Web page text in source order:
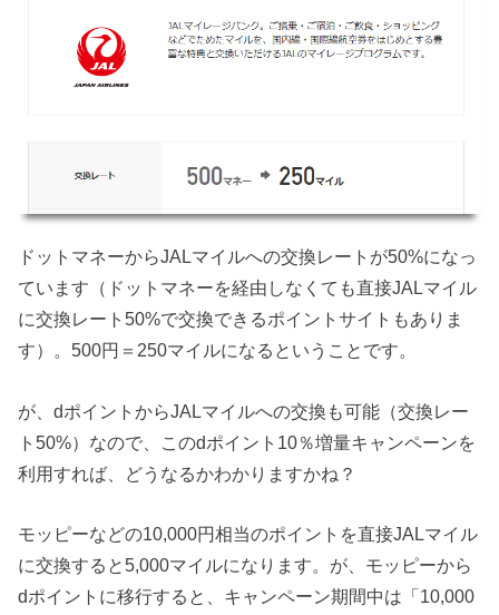
ドットマネーからJALマイルへの交換レートが50%になっ
ています（ドットマネーを経由しなくても直接JALマイル
に交換レート50%で交換できるポイントサイトもありま
す）。500円＝250マイルになるということです。
が、dポイントからJALマイルへの交換も可能（交換レー
ト50%）なので、このdポイント10％増量キャンペーンを
利用すれば、どうなるかわかりますかね？
モッピーなどの10,000円相当のポイントを直接JALマイル
に交換すると5,000マイルになります。が、モッピーから
dポイントに移行すると、キャンペーン期間中は「10,000